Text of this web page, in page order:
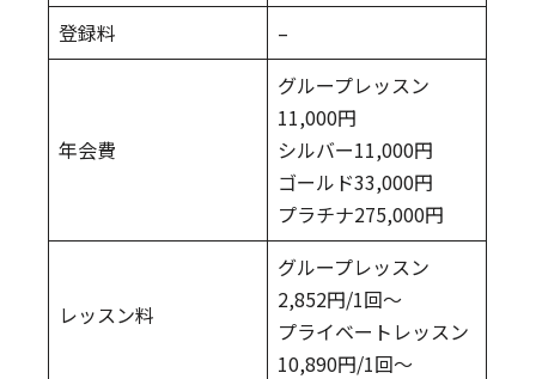
登録料
–
年会費
グループレッスン
11,000円
シルバー11,000円
ゴールド33,000円
プラチナ275,000円
レッスン料
グループレッスン
2,852円/1回～
プライベートレッスン
10,890円/1回～